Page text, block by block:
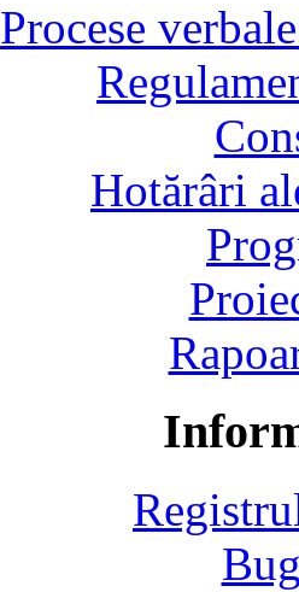
Procese
Hotărâri